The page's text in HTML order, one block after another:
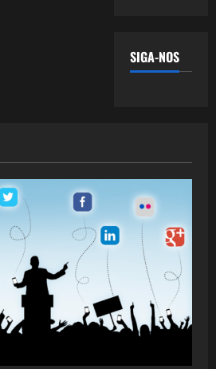
SIGA-NOS